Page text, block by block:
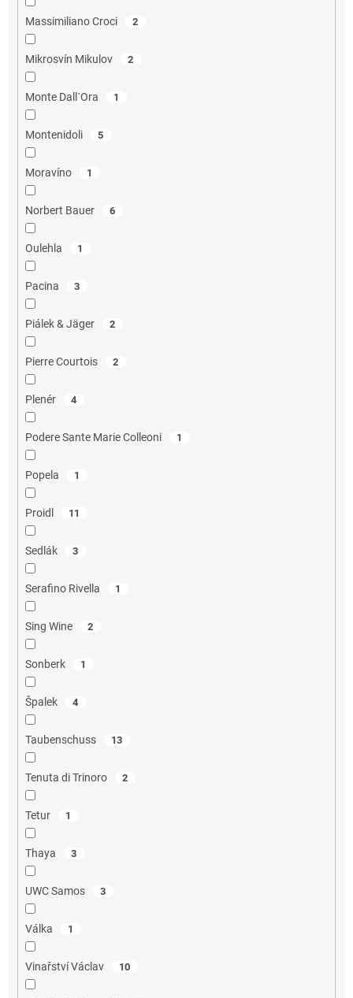
Massimiliano Croci 2
Mikrosvín Mikulov 2
Monte Dall´Ora 1
Montenidoli 5
Moravíno 1
Norbert Bauer 6
Oulehla 1
Pacina 3
Piálek & Jäger 2
Pierre Courtois 2
Plenér 4
Podere Sante Marie Colleoni 1
Popela 1
Proidl 11
Sedlák 3
Serafino Rivella 1
Sing Wine 2
Sonberk 1
Špalek 4
Taubenschuss 13
Tenuta di Trinoro 2
Tetur 1
Thaya 3
UWC Samos 3
Válka 1
Vinařství Václav 10